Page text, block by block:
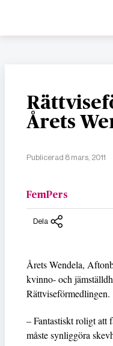
Årets
Publicerad 8 mars, 2011
FemPers
Dela
Årets Wendela,
kvinno- och
Rättviseförmedlingen.
– Fantastiskt roligt att
måste synliggöra